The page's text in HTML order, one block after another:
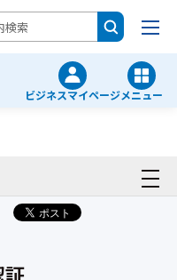
ビジネスマイページメニュー